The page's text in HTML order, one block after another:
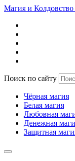
Магия и
Поиск по сайту
Чёрная магия
Белая магия
Любовная
Денежная
Защитная